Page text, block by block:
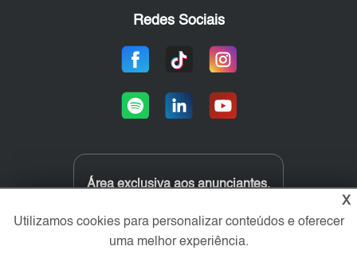
Redes Sociais
Área exclusiva aos anunciantes,
X
Utilizamos cookies para personalizar conteúdos e oferecer
uma melhor experiência.